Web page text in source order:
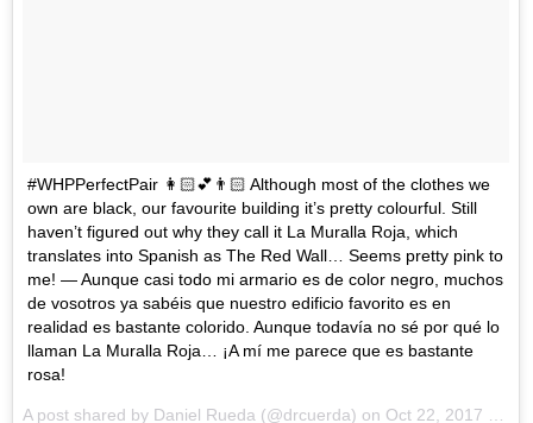
#WHPPerfectPair 👩🏻💕👨🏻 Although most of the clothes we
own are black, our favourite building it’s pretty colourful. Still
haven’t figured out why they call it La Muralla Roja, which
translates into Spanish as The Red Wall… Seems pretty pink to
me! — Aunque casi todo mi armario es de color negro, muchos
de vosotros ya sabéis que nuestro edificio favorito es en
realidad es bastante colorido. Aunque todavía no sé por qué lo
llaman La Muralla Roja… ¡A mí me parece que es bastante
rosa!
A post shared by Daniel Rueda (@drcuerda) on Oct 22, 2017 at 12:30pm PDT